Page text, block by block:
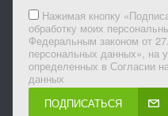
Нажимая кнопку
обработку моих
Федеральным законом от
персональных данных», на
определенных в Согласии
данных
ПОДПИСАТЬСЯ